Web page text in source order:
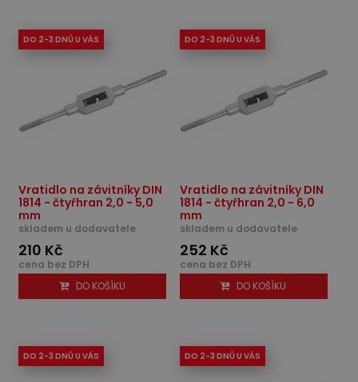
DO 2-3 DNŮ U VÁS
Vratidlo na závitníky DIN
1814 - čtyřhran 2,0 - 5,0
mm
skladem u dodavatele
210 Kč
cena bez DPH
DO KOŠÍKU
DO 2-3 DNŮ U VÁS
Vratidlo na závitníky DIN
1814 - čtyřhran 2,0 - 6,0
mm
skladem u dodavatele
252 Kč
cena bez DPH
DO KOŠÍKU
DO 2-3 DNŮ U VÁS DO 2-3 DNŮ U VÁS